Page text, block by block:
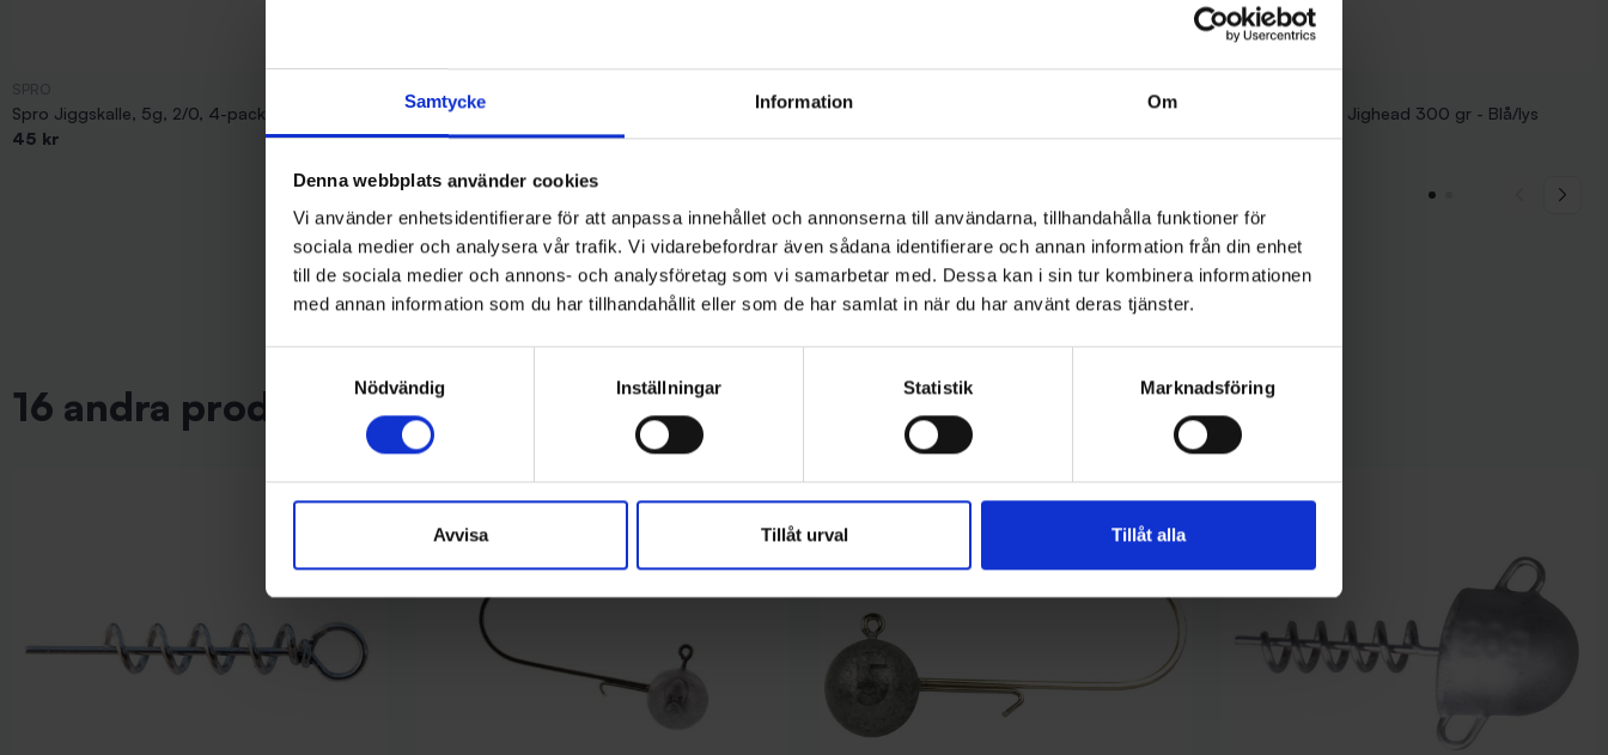
Samtycke Information Om
Denna webbplats använder cookies
Vi använder enhetsidentifierare för att anpassa innehållet och annonserna till användarna, tillhandahålla funktioner för
sociala medier och analysera vår trafik. Vi vidarebefordrar även sådana identifierare och annan information från din enhet
till de sociala medier och annons- och analysföretag som vi samarbetar med. Dessa kan i sin tur kombinera informationen
med annan information som du har tillhandahållit eller som de har samlat in när du har använt deras tjänster.
Nödvändig
Inställningar Statistik Marknadsföring
Avvisa Tillåt urval Tillåt alla
Spro Jiggskalle, 5g, 2/0, 4-pack
45 kr
Mieko Stinger Havsfiske 15 cm med spikes (2-
pack)
Jaxon Abborrjigg 9 cm, 5-pack - Gul/Orange
55 kr
Mieko Predator Jighead 300 gr - Blå/lys
115 kr
16 andra produkter i samma kategori: